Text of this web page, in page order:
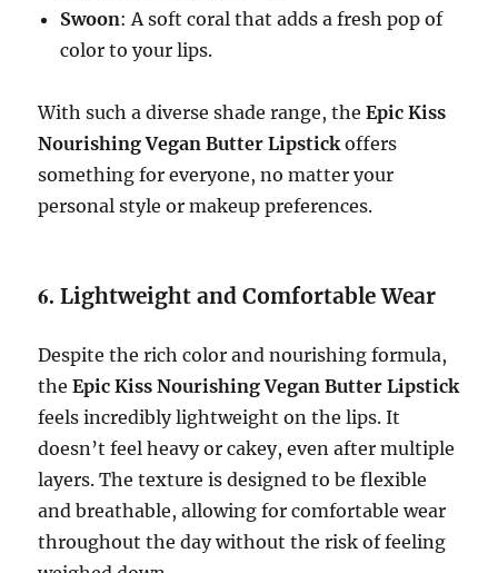
Swoon: A soft coral that adds a fresh pop of
color to your lips.
With such a diverse shade range, theEpic Kiss
Nourishing Vegan Butter Lipstick offers
something for everyone, no matter your
personal style or makeup preferences.
6.Lightweight and Comfortable Wear
Despite the rich color and nourishing formula,
theEpic Kiss Nourishing Vegan Butter Lipstick
feels incredibly lightweight on the lips. It
doesn’t feel heavy or cakey, even after multiple
layers. The texture is designed to be flexible
and breathable, allowing for comfortable wear
throughout the day without the risk of feeling